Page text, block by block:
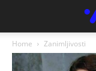
Home Zanimljivosti